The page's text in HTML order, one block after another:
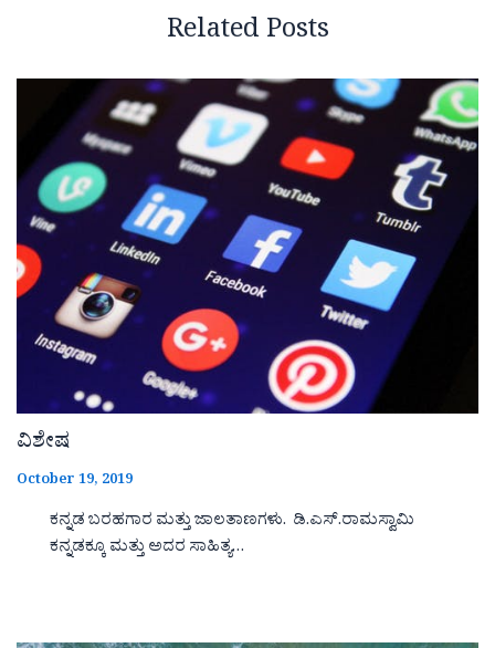
Related Posts
ವಿಶೇಷ
October 19, 2019
ಕನ್ನಡ ಬರಹಗಾರ ಮತ್ತು ಜಾಲತಾಣಗಳು. ಡಿ.ಎಸ್.ರಾಮಸ್ವಾಮಿ
ಕನ್ನಡಕ್ಕೂ ಮತ್ತು ಅದರ ಸಾಹಿತ್ಯ…